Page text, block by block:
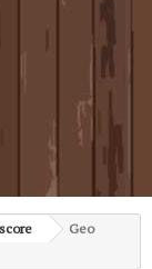
Geo